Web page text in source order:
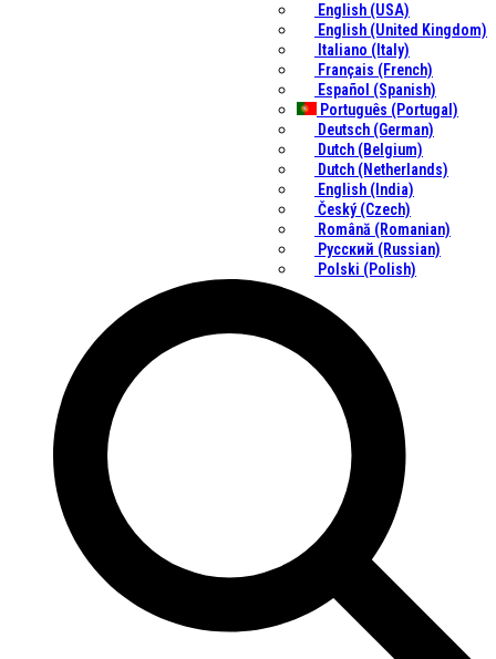
English (USA)
English (United Kingdom)
Italiano (Italy)
Français (French)
Español (Spanish)
Português (Portugal)
Deutsch (German)
Dutch (Belgium)
Dutch (Netherlands)
English (India)
Český (Czech)
Română (Romanian)
Русский (Russian)
Polski (Polish)